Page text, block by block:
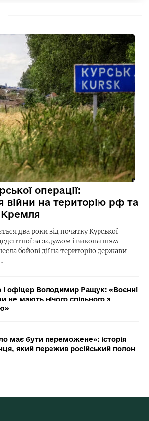
операції:
війни на територію рф та
Кремля
два роки від початку Курської
за задумом і виконанням
бойові дії на територію держави-
і офіцер Володимир Ращук: «Воєнні
не мають нічого спільного з
має бути переможене»: історія
який пережив російський полон